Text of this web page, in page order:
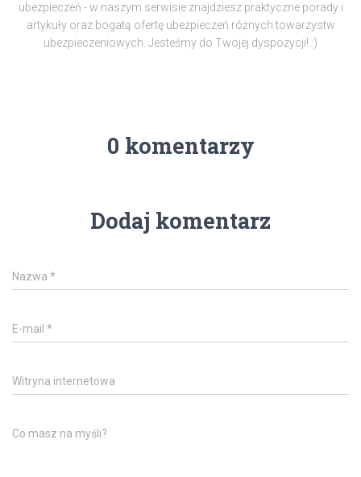
ubezpieczeń - w naszym serwisie znajdziesz praktyczne porady i
artykuły oraz bogatą ofertę ubezpieczeń różnych towarzystw
ubezpieczeniowych. Jesteśmy do Twojej dyspozycji! :)
0 komentarzy
Dodaj komentarz
Nazwa *
E-mail *
Witryna internetowa
Co masz na myśli?